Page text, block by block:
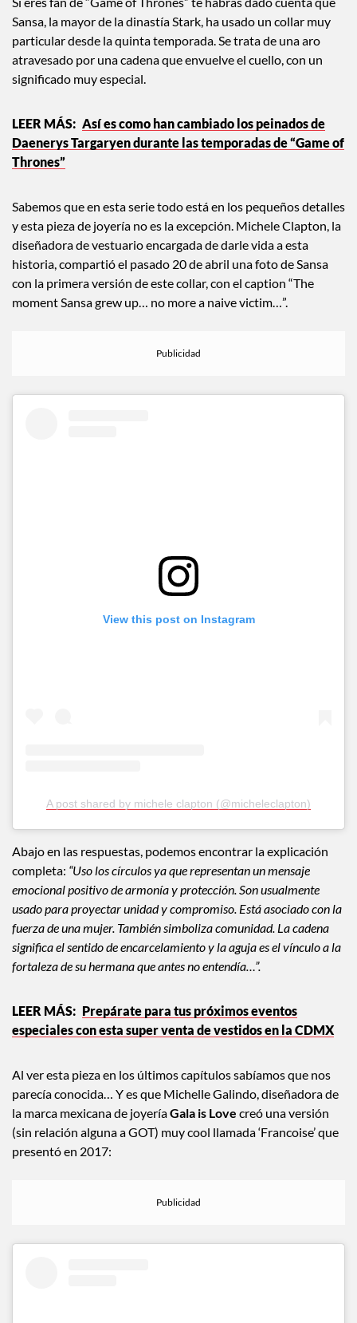
Si eres fan de “Game of Thrones” te habrás dado cuenta que
Sansa, la mayor de la dinastía Stark, ha usado un collar muy
particular desde la quinta temporada. Se trata de una aro
atravesado por una cadena que envuelve el cuello, con un
Así es como han cambiado los peinados de
Daenerys Targaryen durante las temporadas de “Game of
Sabemos que en esta serie todo está en los pequeños detalles
y esta pieza de joyería no es la excepción. Michele Clapton, la
diseñadora de vestuario encargada de darle vida a esta
historia, compartió el pasado 20 de abril una foto de Sansa
con la primera versión de este collar, con el caption “The
Abajo en las respuestas, podemos encontrar la explicación
completa: “Uso los círculos ya que representan un mensaje
emocional positivo de armonía y protección. Son usualmente
usado para proyectar unidad y compromiso. Está asociado con la
fuerza de una mujer. También simboliza comunidad. La cadena
significa el sentido de encarcelamiento y la aguja es el vínculo a la
Prepárate para tus próximos eventos
Al ver esta pieza en los últimos capítulos sabíamos que nos
parecía conocida… Y es que Michelle Galindo, diseñadora de
la marca mexicana de joyeríaGala is Lovecreó una versión
(sin relación alguna a GOT) muy cool llamada ‘Francoise’ que